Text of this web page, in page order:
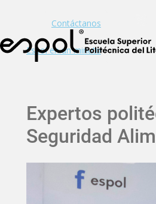
Contáctanos
Espol en un minuto
Expertos
Seguridad